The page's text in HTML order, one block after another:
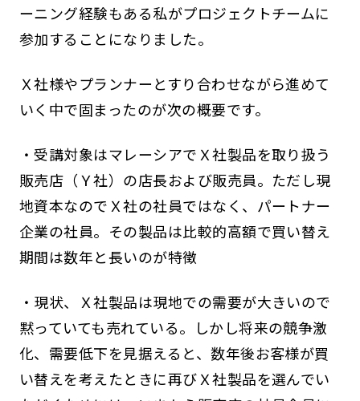
ーニング経験もある私がプロジェクトチームに
参加することになりました。
Ｘ社様やプランナーとすり合わせながら進めて
いく中で固まったのが次の概要です。
・受講対象はマレーシアでＸ社製品を取り扱う
販売店（Ｙ社）の店長および販売員。ただし現
地資本なのでＸ社の社員ではなく、パートナー
企業の社員。その製品は比較的高額で買い替え
期間は数年と長いのが特徴
・現状、Ｘ社製品は現地での需要が大きいので
黙っていても売れている。しかし将来の競争激
化、需要低下を見据えると、数年後お客様が買
い替えを考えたときに再びＸ社製品を選んでい